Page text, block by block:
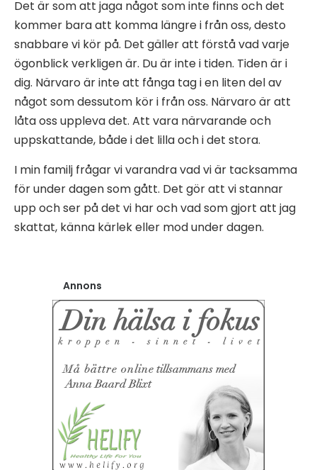
Det är som att jaga något som inte finns och det
kommer bara att komma längre i från oss, desto
snabbare vi kör på. Det gäller att förstå vad varje
ögonblick verkligen är. Du är inte i tiden. Tiden är i
dig. Närvaro är inte att fånga tag i en liten del av
något som dessutom kör i från oss. Närvaro är att
låta oss uppleva det. Att vara närvarande och
uppskattande, både i det lilla och i det stora.
I min familj frågar vi varandra vad vi är tacksamma
för under dagen som gått. Det gör att vi stannar
upp och ser på det vi har och vad som gjort att jag
skattat, känna kärlek eller mod under dagen.
Annons